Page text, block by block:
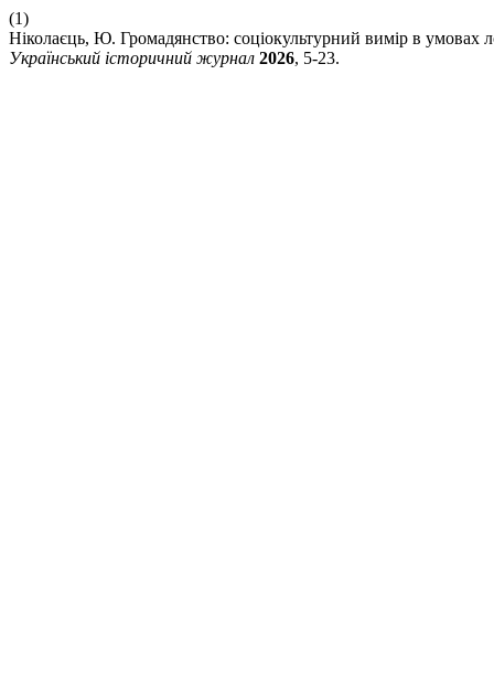
(1)
Ніколаєць, Ю. Громадянство: соціокультурний вимір в умовах
Український історичний журнал 2026, 5-23.